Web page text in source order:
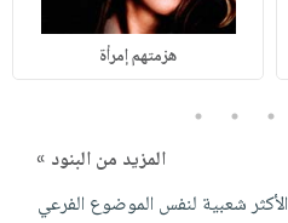
هزمتهم إمرأة
3
4
5
المزيد من البنود »
الأكثر شعبية لنفس الموضوع الفرعي